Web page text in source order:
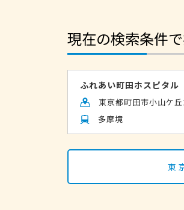
現在の検索条件
ふれあい町田ホスピタル
東京都町田市小山ケ
多摩境
東